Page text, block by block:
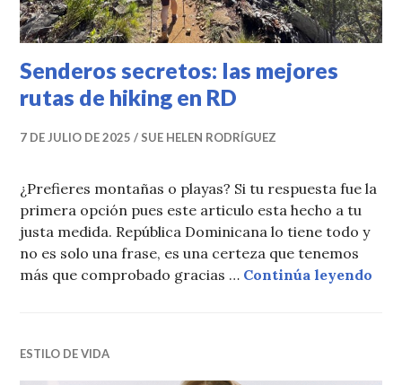
Senderos secretos: las mejores
rutas de hiking en RD
7 DE JULIO DE 2025 SUE HELEN RODRÍGUEZ
¿Prefieres montañas o playas? Si tu respuesta fue la
primera opción pues este articulo esta hecho a tu
justa medida. República Dominicana lo tiene todo y
no es solo una frase, es una certeza que tenemos
más que comprobado gracias … Continúa leyendo
ESTILO DE VIDA